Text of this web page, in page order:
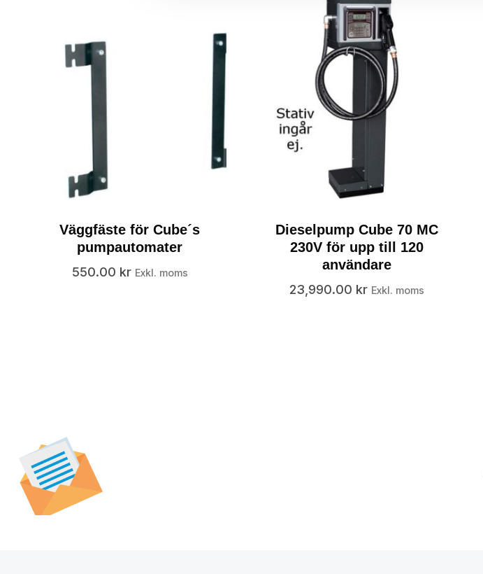
Väggfäste för Cube´s
pumpautomater
550.00 kr Exkl. moms
Dieselpump Cube 70 MC
230V för upp till 120
användare
23,990.00 kr Exkl. moms